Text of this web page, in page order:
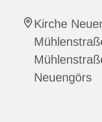
Kirche
Neuengörs